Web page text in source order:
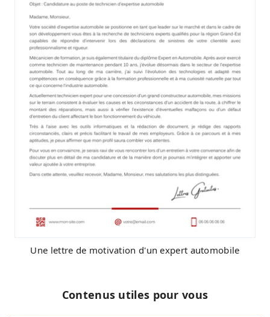
Une lettre de motivation d'un expert automobile
Contenus utiles pour vous